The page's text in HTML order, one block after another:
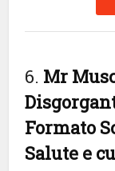
6. Mr
Formato
Salute e